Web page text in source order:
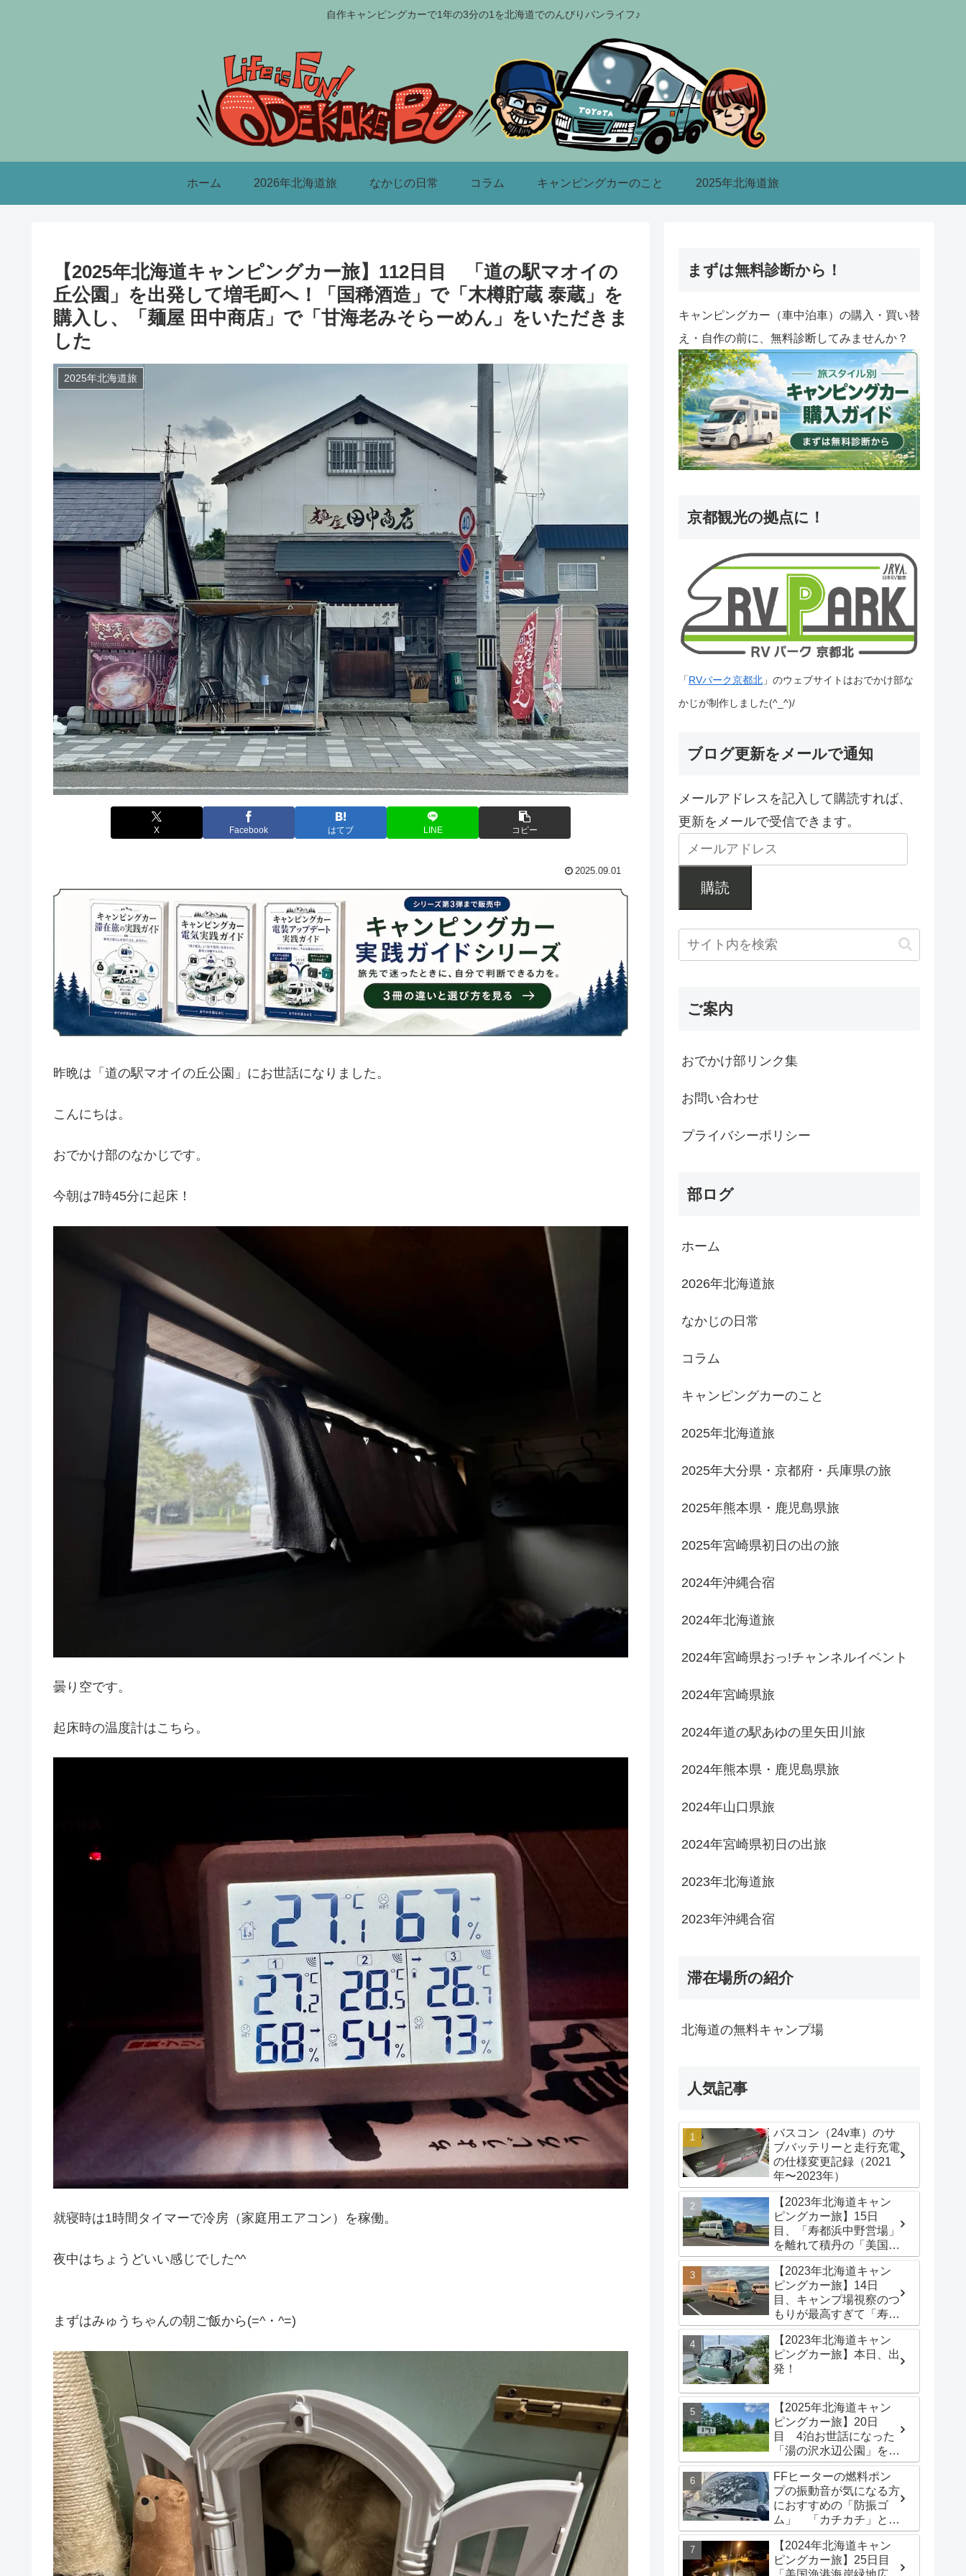
自作キャンピングカーで1年の3分の1を北海道でのんびりバンライフ♪
ホーム 2026年北海道旅 なかじの日常 コラム キャンピングカーのこと 2025年北海道旅
【2025年北海道キャンピングカー旅】112日目 「道の駅マオイの
丘公園」を出発して増毛町へ！「国稀酒造」で「木樽貯蔵 泰蔵」を
購入し、「麺屋 田中商店」で「甘海老みそらーめん」をいただきま
した
2025年北海道旅
X Facebook はてブ LINE コピー
2025.09.01
昨晩は「道の駅マオイの丘公園」にお世話になりました。
こんにちは。
おでかけ部のなかじです。
今朝は7時45分に起床！
曇り空です。
起床時の温度計はこちら。
就寝時は1時間タイマーで冷房（家庭用エアコン）を稼働。
夜中はちょうどいい感じでした^^
まずはみゅうちゃんの朝ご飯から(=^・^=)
まずは無料診断から！
キャンピングカー（車中泊車）の購入・買い替
え・自作の前に、無料診断してみませんか？
京都観光の拠点に！
「RVパーク京都北 」のウェブサイトはおでかけ部な
かじが制作しました(^_^)/
ブログ更新をメールで通知
メールアドレスを記入して購読すれば、
更新をメールで受信できます。
購読
ご案内
おでかけ部リンク集
お問い合わせ
プライバシーポリシー
部ログ
ホーム
2026年北海道旅
なかじの日常
コラム
キャンピングカーのこと
2025年北海道旅
2025年大分県・京都府・兵庫県の旅
2025年熊本県・鹿児島県旅
2025年宮崎県初日の出の旅
2024年沖縄合宿
2024年北海道旅
2024年宮崎県おっ!チャンネルイベント
2024年宮崎県旅
2024年道の駅あゆの里矢田川旅
2024年熊本県・鹿児島県旅
2024年山口県旅
2024年宮崎県初日の出旅
2023年北海道旅
2023年沖縄合宿
滞在場所の紹介
北海道の無料キャンプ場
人気記事
バスコン（24v車）のサ
ブバッテリーと走行充電
の仕様変更記録（2021
年〜2023年）
【2023年北海道キャン
ピングカー旅】15日
目、「寿都浜中野営場」
を離れて積丹の「美国漁
港海岸緑地広場」でター
プテントを立てる
【2023年北海道キャン
ピングカー旅】14日
目、キャンプ場視察のつ
もりが最高すぎて「寿都
浜中野営場」滞在するこ
とに
【2023年北海道キャン
ピングカー旅】本日、出
発！
【2025年北海道キャン
ピングカー旅】20日
目 4泊お世話になった
「湯の沢水辺公園」を出
発し、「函館トヨタ 森
店」でキャンピングカー
のオイル交換完了！今日
は伊達市の「徳舜瞥山麓
キャンプ場」へ
FFヒーターの燃料ポン
プの振動音が気になる方
におすすめの「防振ゴ
ム」 「カチカチ」とい
う機械音は別対策が必要
です
【2024年北海道キャン
ピングカー旅】25日目